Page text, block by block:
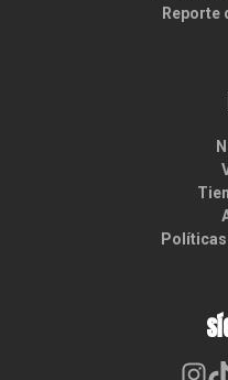
Reporte